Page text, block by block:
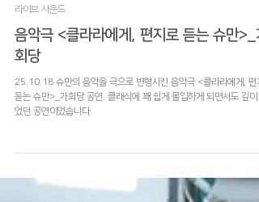
2025년 10월 18일
라이브 사운드
음악극 <클라라에게, 편지로 듣는
회당
었던 공연이었습니다.